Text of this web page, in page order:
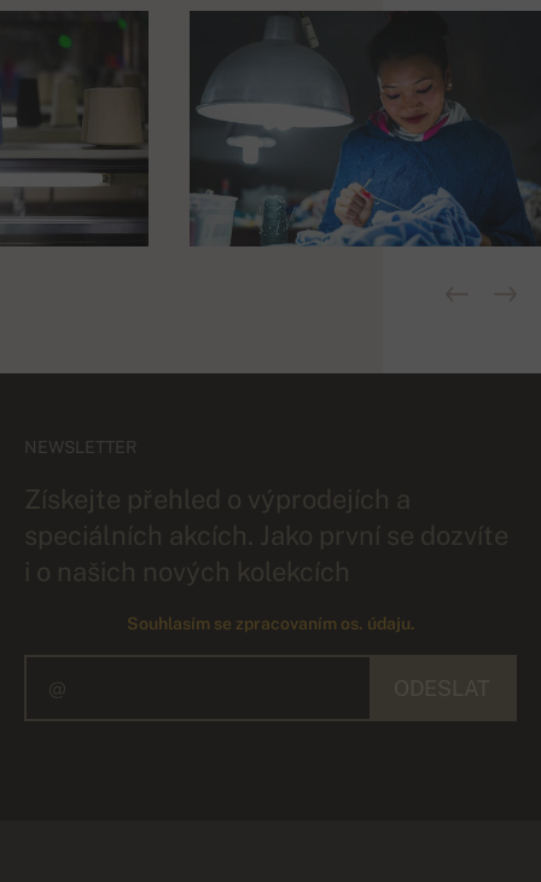
NEWSLETTER
Získejte přehled o výprodejích a
speciálních akcích. Jako první se dozvíte
i o našich nových kolekcích
Souhlasím se zpracovaním os. údaju.